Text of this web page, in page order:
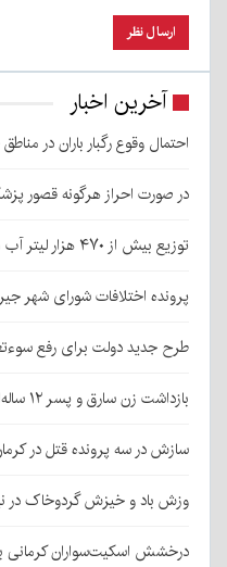
آخرین اخبار
احتمال وقوع رگبار باران در
در صورت احراز هرگونه قصور
توزیع بیش از ۴۷۰ هزار لیتر آب میان عزاداران جامانده اربعین در کرمان
پرونده اختلافات شورای شهر
طرح جدید دولت برای رفع
بازداشت زن سارق و پسر ۱۲ ساله‌اش در کرمان
سازش در سه پرونده قتل در
وزش باد و خیزش گردوخاک در
درخشش اسکیت‌سواران